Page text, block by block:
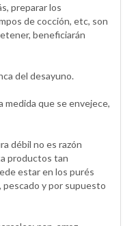
preparar los
de cocción, etc, son
beneficiarán
del desayuno.
medida que se envejece,
débil no es razón
productos tan
estar en los purés
y por supuesto